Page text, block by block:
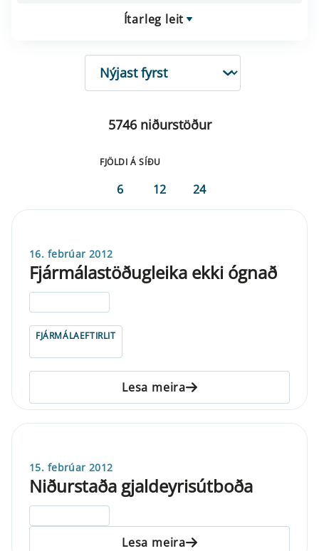
Ítarleg leit
RÖÐUN
5746 niðurstöður
FJÖLDI Á SÍÐU
6 12 24
16. febrúar 2012
Fjármálastöðugleika ekki ógnað
FJÁRMÁLAEFTIRLIT
Lesa meira
15. febrúar 2012
Niðurstaða gjaldeyrisútboða
Lesa meira